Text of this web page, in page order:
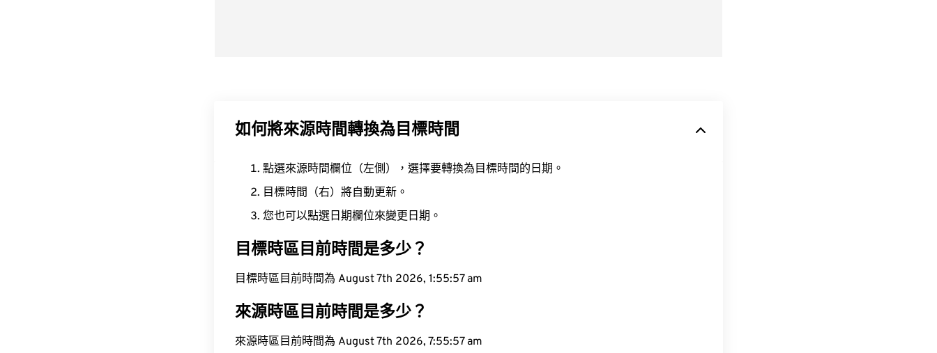
如何將來源時間轉換為目標時間
點選來源時間欄位（左側），選擇要轉換為目標時間的日期。
目標時間（右）將自動更新。
您也可以點選日期欄位來變更日期。
目標時區目前時間是多少？
目標時區目前時間為 August 7th 2026, 1:55:58 am
來源時區目前時間是多少？
來源時區目前時間為 August 7th 2026, 7:55:58 am